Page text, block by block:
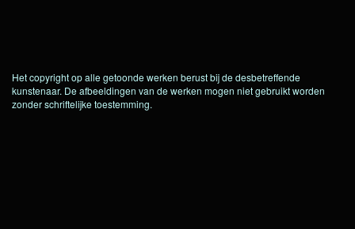
Het copyright op alle getoonde werken berust bij de desbetreffende
kunstenaar. De afbeeldingen van de werken mogen niet gebruikt worden
zonder schriftelijke toestemming.